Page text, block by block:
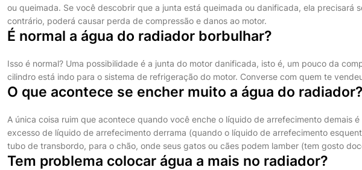
ou queimada. Se você descobrir que a junta está queimada ou danificada, ela precisará
contrário, poderá causar perda de compressão e danos ao motor.
É normal a água do radiador borbulhar?
Isso é normal? Uma possibilidade é a junta do motor danificada, isto é, um pouco da
cilindro está indo para o sistema de refrigeração do motor. Converse com quem te
O que acontece se encher muito a água do radiador?
A única coisa ruim que acontece quando você enche o líquido de arrefecimento demais
excesso de líquido de arrefecimento derrama (quando o líquido de arrefecimento
tubo de transbordo, para o chão, onde seus gatos ou cães podem lamber (tem gosto
Tem problema colocar água a mais no radiador?